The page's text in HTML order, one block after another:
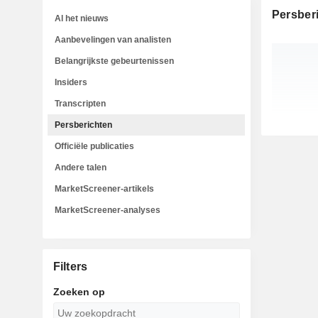
Al het nieuws
Aanbevelingen van analisten
Belangrijkste gebeurtenissen
Insiders
Transcripten
Persberichten
Officiële publicaties
Andere talen
MarketScreener-artikels
MarketScreener-analyses
Filters
Zoeken op